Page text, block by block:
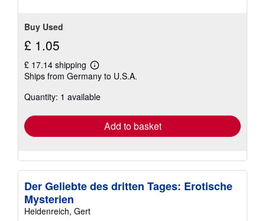
Buy Used
£ 1.05
£ 17.14 shipping
Learn
more
shipping
Ships from Germany to U.S.A.
Quantity: 1 available
Add to basket
Der Geliebte des dritten Tages: Erotische
Mysterien
Heidenreich, Gert